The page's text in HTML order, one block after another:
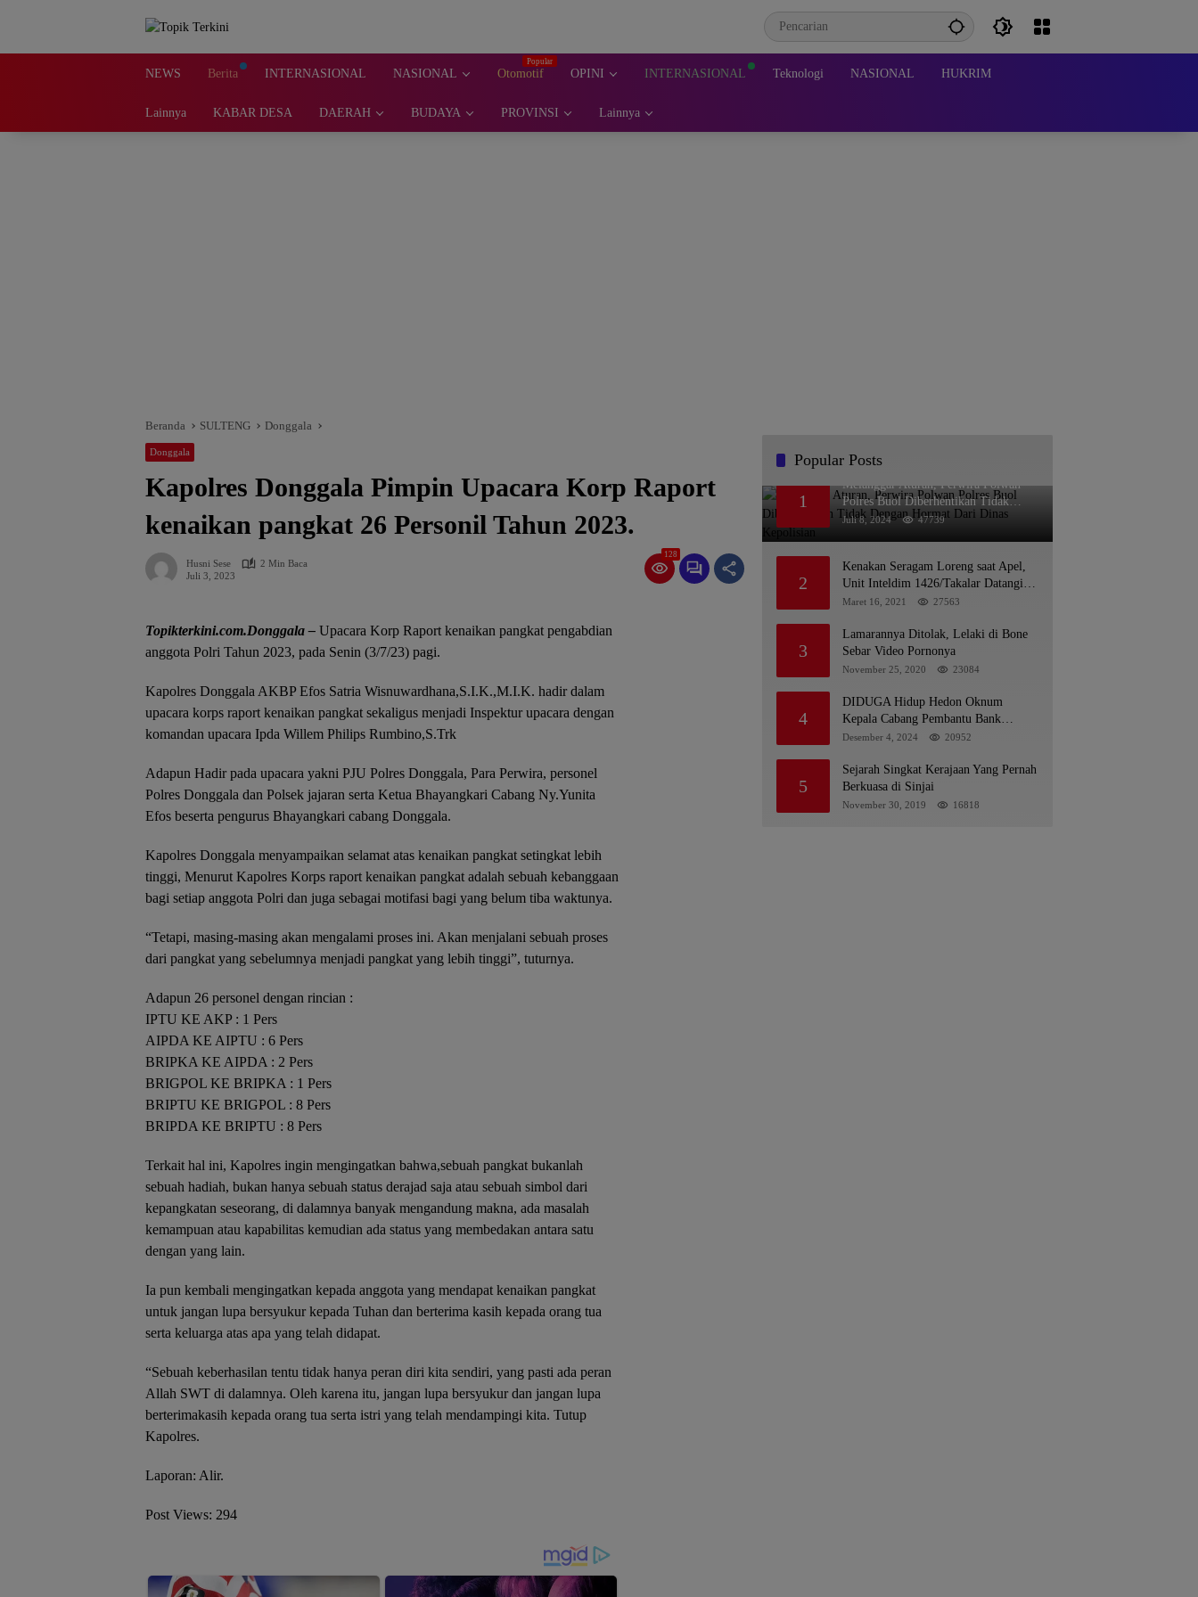
NEWS Berita INTERNASIONAL NASIONAL Otomotif OPINI INTERNASIONAL Teknologi NASIONAL HUKRIM
Lainnya KABAR DESA DAERAH BUDAYA PROVINSI Lainnya
Beranda SULTENG Donggala
Donggala
Kapolres Donggala Pimpin Upacara Korp Raport
kenaikan pangkat 26 Personil Tahun 2023.
Husni Sese
2 Min Baca
Juli 3, 2023
128
Topikterkini.com.Donggala – Upacara Korp Raport kenaikan pangkat pengabdian
anggota Polri Tahun 2023, pada Senin (3/7/23) pagi.
Kapolres Donggala AKBP Efos Satria Wisnuwardhana,S.I.K.,M.I.K. hadir dalam
upacara korps raport kenaikan pangkat sekaligus menjadi Inspektur upacara dengan
komandan upacara Ipda Willem Philips Rumbino,S.Trk
Adapun Hadir pada upacara yakni PJU Polres Donggala, Para Perwira, personel
Polres Donggala dan Polsek jajaran serta Ketua Bhayangkari Cabang Ny.Yunita
Efos beserta pengurus Bhayangkari cabang Donggala.
Kapolres Donggala menyampaikan selamat atas kenaikan pangkat setingkat lebih
tinggi, Menurut Kapolres Korps raport kenaikan pangkat adalah sebuah kebanggaan
bagi setiap anggota Polri dan juga sebagai motifasi bagi yang belum tiba waktunya.
“Tetapi, masing-masing akan mengalami proses ini. Akan menjalani sebuah proses
dari pangkat yang sebelumnya menjadi pangkat yang lebih tinggi”, tuturnya.
Adapun 26 personel dengan rincian :
IPTU KE AKP : 1 Pers
AIPDA KE AIPTU : 6 Pers
BRIPKA KE AIPDA : 2 Pers
BRIGPOL KE BRIPKA : 1 Pers
BRIPTU KE BRIGPOL : 8 Pers
BRIPDA KE BRIPTU : 8 Pers
Terkait hal ini, Kapolres ingin mengingatkan bahwa,sebuah pangkat bukanlah
sebuah hadiah, bukan hanya sebuah status derajad saja atau sebuah simbol dari
kepangkatan seseorang, di dalamnya banyak mengandung makna, ada masalah
kemampuan atau kapabilitas kemudian ada status yang membedakan antara satu
dengan yang lain.
Ia pun kembali mengingatkan kepada anggota yang mendapat kenaikan pangkat
untuk jangan lupa bersyukur kepada Tuhan dan berterima kasih kepada orang tua
serta keluarga atas apa yang telah didapat.
“Sebuah keberhasilan tentu tidak hanya peran diri kita sendiri, yang pasti ada peran
Allah SWT di dalamnya. Oleh karena itu, jangan lupa bersyukur dan jangan lupa
berterimakasih kepada orang tua serta istri yang telah mendampingi kita. Tutup
Kapolres.
Laporan: Alir.
Post Views: 294
Popular Posts
1
Melanggar Aturan, Perwira Polwan
Polres Buol Diberhentikan Tidak
Dengan Hormat Dari Dinas Kepolisian
Juli 8, 2024 47739
2
Kenakan Seragam Loreng saat Apel,
Unit Inteldim 1426/Takalar Datangi
Kediaman Kasatpol PP
Maret 16, 2021 27563
3
Lamarannya Ditolak, Lelaki di Bone
Sebar Video Pornonya
November 25, 2020 23084
4
DIDUGA Hidup Hedon Oknum
Kepala Cabang Pembantu Bank
syariah Indonesia Unit Hasan Basri di
Prioritasnya Hingga Milyaran Rupiah
dan Bilyet Giro Tidak Terdaftar, OJK
Kalsel : Bertemu Tanggal 11
Desember 4, 2024 20952
5
Sejarah Singkat Kerajaan Yang Pernah
Berkuasa di Sinjai
November 30, 2019 16818